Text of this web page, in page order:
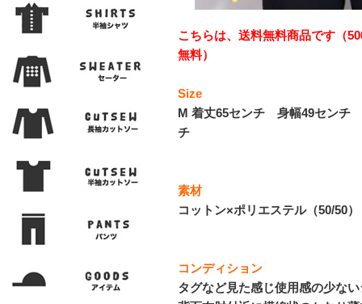
こちらは、送料無料商品です（
無料）
Size
M 着丈65センチ 身幅49セン
チ
素材
コットン×ポリエステル（50/50）
コンディション
タグなど見た感じ使用感の少な